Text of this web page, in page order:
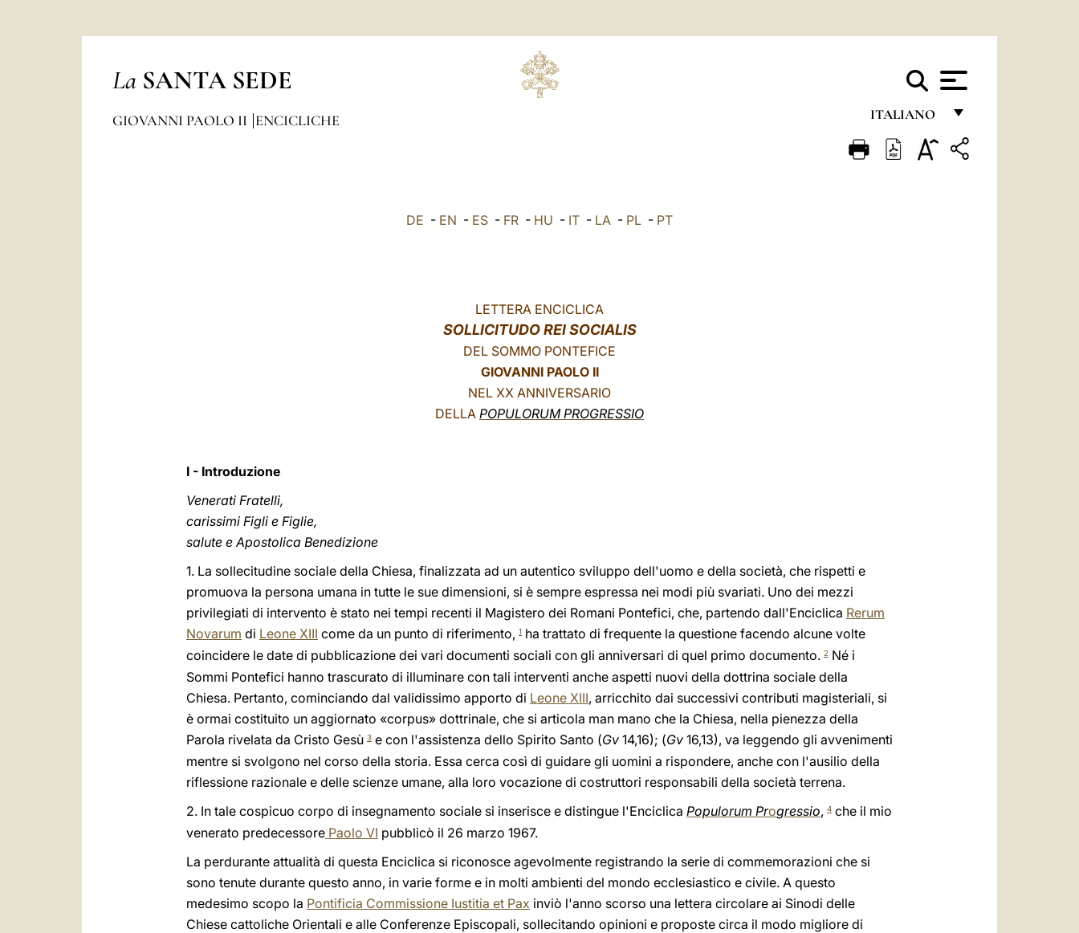
La SANTA SEDE
ITALIANO
FRANÇAIS
GIOVANNI PAOLO II ENCICLICHE
DE - EN - ES - FR - HU - IT - LA - PL - PT
LETTERA ENCICLICA
SOLLICITUDO REI SOCIALIS
DEL SOMMO PONTEFICE
GIOVANNI PAOLO II
NEL XX ANNIVERSARIO
DELLA POPULORUM PROGRESSIO
I - Introduzione
Venerati Fratelli,
carissimi Figli e Figlie,
salute e Apostolica Benedizione
1. La sollecitudine sociale della Chiesa, finalizzata ad un autentico sviluppo dell'uomo e della società, che rispetti e
promuova la persona umana in tutte le sue dimensioni, si è sempre espressa nei modi più svariati. Uno dei mezzi
privilegiati di intervento è stato nei tempi recenti il Magistero dei Romani Pontefici, che, partendo dall'Enciclica Rerum
Novarum di Leone XIII come da un punto di riferimento, 1 ha trattato di frequente la questione facendo alcune volte
coincidere le date di pubblicazione dei vari documenti sociali con gli anniversari di quel primo documento. 2 Né i
Sommi Pontefici hanno trascurato di illuminare con tali interventi anche aspetti nuovi della dottrina sociale della
Chiesa. Pertanto, cominciando dal validissimo apporto di Leone XIII, arricchito dai successivi contributi magisteriali, si
è ormai costituito un aggiornato «corpus» dottrinale, che si articola man mano che la Chiesa, nella pienezza della
Parola rivelata da Cristo Gesù 3 e con l'assistenza dello Spirito Santo (Gv 14,16); (Gv 16,13), va leggendo gli avvenimenti
mentre si svolgono nel corso della storia. Essa cerca così di guidare gli uomini a rispondere, anche con l'ausilio della
riflessione razionale e delle scienze umane, alla loro vocazione di costruttori responsabili della società terrena.
2. In tale cospicuo corpo di insegnamento sociale si inserisce e distingue l'Enciclica Populorum Progressio, 4 che il mio
venerato predecessore Paolo VI pubblicò il 26 marzo 1967.
La perdurante attualità di questa Enciclica si riconosce agevolmente registrando la serie di commemorazioni che si
sono tenute durante questo anno, in varie forme e in molti ambienti del mondo ecclesiastico e civile. A questo
medesimo scopo la Pontificia Commissione Iustitia et Pax inviò l'anno scorso una lettera circolare ai Sinodi delle
Chiese cattoliche Orientali e alle Conferenze Episcopali, sollecitando opinioni e proposte circa il modo migliore di